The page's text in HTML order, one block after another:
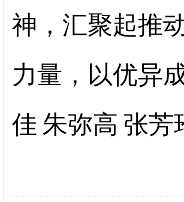
神，汇聚起推
力量，以优异
佳 朱弥高 张芳